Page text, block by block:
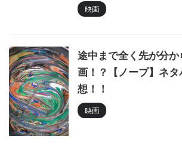
映画
途中まで全く先が分
画！？【ノープ】ネタ
想！！
映画